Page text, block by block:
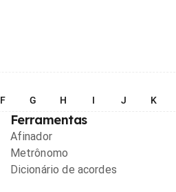
F G H I J K
Ferramentas
Afinador
Metrônomo
Dicionário de acordes